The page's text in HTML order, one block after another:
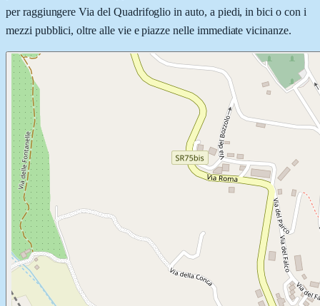
per raggiungere Via del Quadrifoglio in auto, a piedi, in bici o con i
mezzi pubblici, oltre alle vie e piazze nelle immediate vicinanze.